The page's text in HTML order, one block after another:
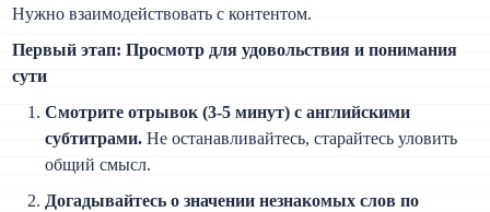
Нужно взаимодействовать с контентом.
Первый этап: Просмотр для удовольствия и понимания
сути
Смотрите отрывок (3-5 минут) с английскими
субтитрами. Не останавливайтесь, старайтесь уловить
общий смысл.
Догадывайтесь о значении незнакомых слов по